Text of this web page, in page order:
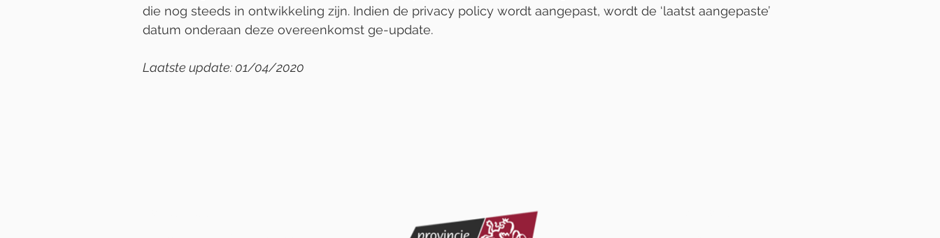
die nog steeds in ontwikkeling zijn. Indien de privacy policy wordt aangepast, wordt de ‘laatst aangepaste’
datum onderaan deze overeenkomst ge-update.
Laatste update: 01/04/2020